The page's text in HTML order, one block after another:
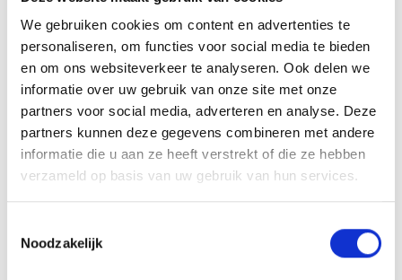
We gebruiken cookies om content en advertenties te
personaliseren, om functies voor social media te bieden
en om ons websiteverkeer te analyseren. Ook delen we
informatie over uw gebruik van onze site met onze
partners voor social media, adverteren en analyse. Deze
partners kunnen deze gegevens combineren met andere
informatie die u aan ze heeft verstrekt of die ze hebben
verzameld op basis van uw gebruik van hun services.
Noodzakelijk
RODE REMMEN